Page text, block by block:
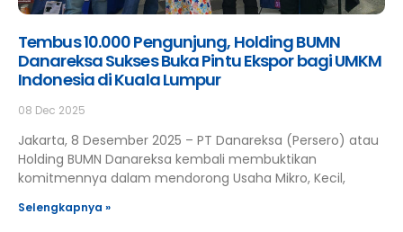
Tembus 10.000 Pengunjung, Holding BUMN
Danareksa Sukses Buka Pintu Ekspor bagi UMKM
Indonesia di Kuala Lumpur
08 Dec 2025
Jakarta, 8 Desember 2025 – PT Danareksa (Persero) atau
Holding BUMN Danareksa kembali membuktikan
komitmennya dalam mendorong Usaha Mikro, Kecil,
Selengkapnya »